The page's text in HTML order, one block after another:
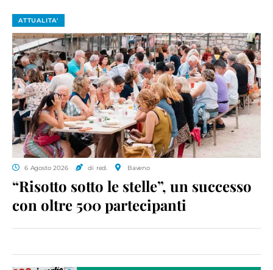
ATTUALITA'
6 Agosto 2026 di red. Baveno
“Risotto sotto le stelle”, un successo
con oltre 500 partecipanti